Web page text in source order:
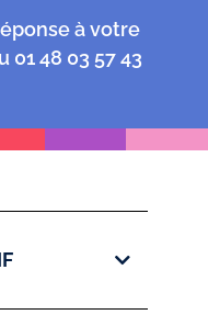
à votre
01 48 03 57 43